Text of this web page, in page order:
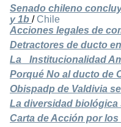
Senado chileno
y 1b / Chile
Acciones legales de
Detractores de ducto
La _Institucionalidad
Porqué No al ducto de
Obispadp de Valdivia
La diversidad biológica
Carta de Acción por